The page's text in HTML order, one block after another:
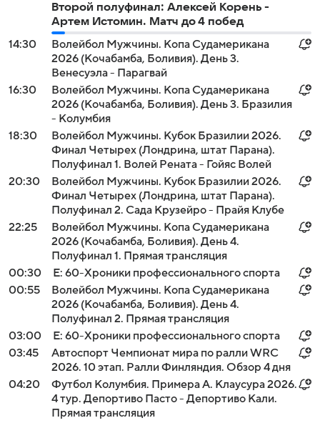
Второй полуфинал: Алексей Корень -
Артем Истомин. Матч до 4 побед
14:30
Волейбол Мужчины. Копа Судамерикана
2026 (Кочабамба, Боливия). День 3.
Венесуэла - Парагвай
16:30
Волейбол Мужчины. Копа Судамерикана
2026 (Кочабамба, Боливия). День 3. Бразилия
- Колумбия
18:30
Волейбол Мужчины. Кубок Бразилии 2026.
Финал Четырех (Лондрина, штат Парана).
Полуфинал 1. Волей Рената - Гойяс Волей
20:30
Волейбол Мужчины. Кубок Бразилии 2026.
Финал Четырех (Лондрина, штат Парана).
Полуфинал 2. Сада Крузейро - Прайя Клубе
22:25
Волейбол Мужчины. Копа Судамерикана
2026 (Кочабамба, Боливия). День 4.
Полуфинал 1. Прямая трансляция
00:30
Е: 60-Хроники профессионального спорта
00:55
Волейбол Мужчины. Копа Судамерикана
2026 (Кочабамба, Боливия). День 4.
Полуфинал 2. Прямая трансляция
03:00
Е: 60-Хроники профессионального спорта
03:45
Автоспорт Чемпионат мира по ралли WRC
2026. 10 этап. Ралли Финляндия. Обзор 4 дня
04:20
Футбол Колумбия. Примера А. Клаусура 2026.
4 тур. Депортиво Пасто - Депортиво Кали.
Прямая трансляция